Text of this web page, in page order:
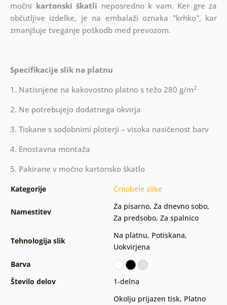
močni kartonski škatli neposredno k vam. Ker gre za
občutljive izdelke, je na embalaži oznaka "krhko", kar
zmanjšuje tveganje poškodb med prevozom.
Specifikacije slik na platnu
1. Natisnjene na kakovostno platno s težo 280 g/m2
2. Ne potrebujejo dodatnega okvirja
3. Tiskane s sodobnimi ploterji – visoka nasičenost barv
4. Enostavna montaža
5. Pakirane v močno kartonsko škatlo
Kategorije Črnobele slike
Namestitev
Za pisarno, Za dnevno sobo,
Za predsobo, Za spalnico
Tehnologija slik
Na platnu, Potiskana,
Uokvirjena
Barva
Število delov
1-delna
Okolju prijazen tisk, Platno